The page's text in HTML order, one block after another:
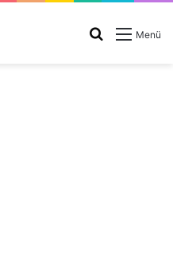
Menü
Arama